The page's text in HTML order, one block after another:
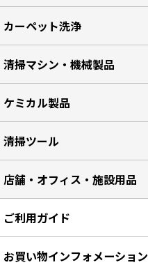
カーペット洗浄
清掃マシン・機械製品
ケミカル製品
清掃ツール
店舗・オフィス・施設用品
ご利用ガイド
お買い物インフォメーション